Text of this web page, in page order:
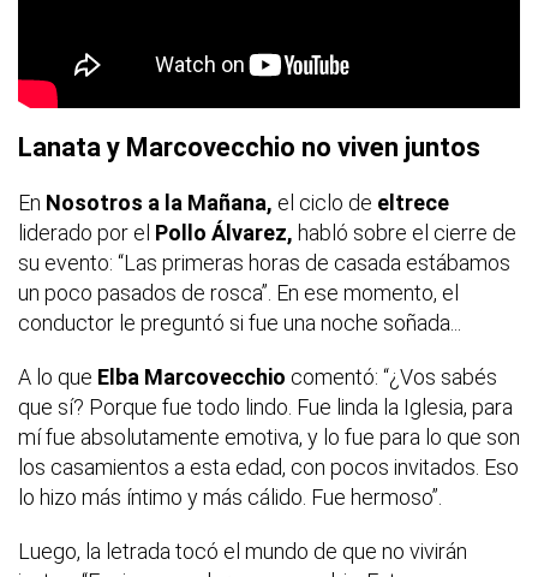
Lanata y Marcovecchio no viven juntos
En Nosotros a la Mañana, el ciclo de eltrece
liderado por el Pollo Álvarez, habló sobre el cierre de
su evento: “Las primeras horas de casada estábamos
un poco pasados de rosca”. En ese momento, el
conductor le preguntó si fue una noche soñada...
A lo que Elba Marcovecchio comentó: “¿Vos sabés
que sí? Porque fue todo lindo. Fue linda la Iglesia, para
mí fue absolutamente emotiva, y lo fue para lo que son
los casamientos a esta edad, con pocos invitados. Eso
lo hizo más íntimo y más cálido. Fue hermoso”.
Luego, la letrada tocó el mundo de que no vivirán